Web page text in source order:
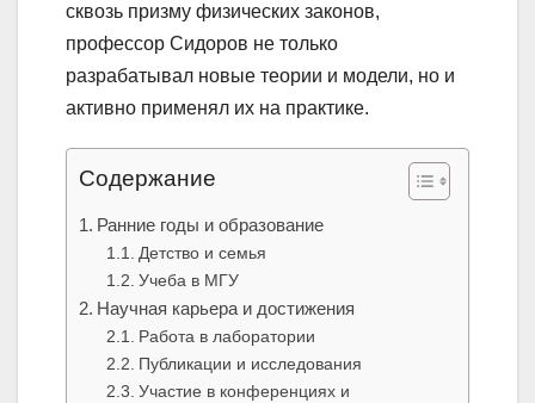
сквозь призму физических законов,
профессор Сидоров не только
разрабатывал новые теории и модели, но и
активно применял их на практике.
Содержание
Ранние годы и образование
Детство и семья
Учеба в МГУ
Научная карьера и достижения
Работа в лаборатории
Публикации и исследования
Участие в конференциях и